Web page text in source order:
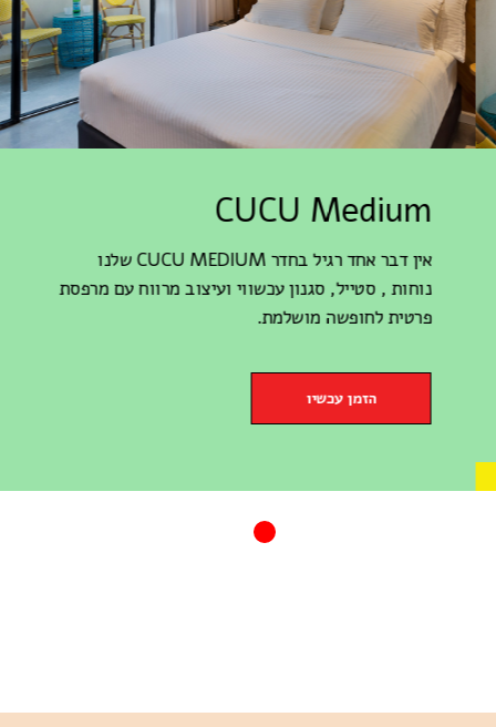
CUCU
מרפסת פרטית
CUCU Medium
נוחות , סטייל, סגנון עכשווי